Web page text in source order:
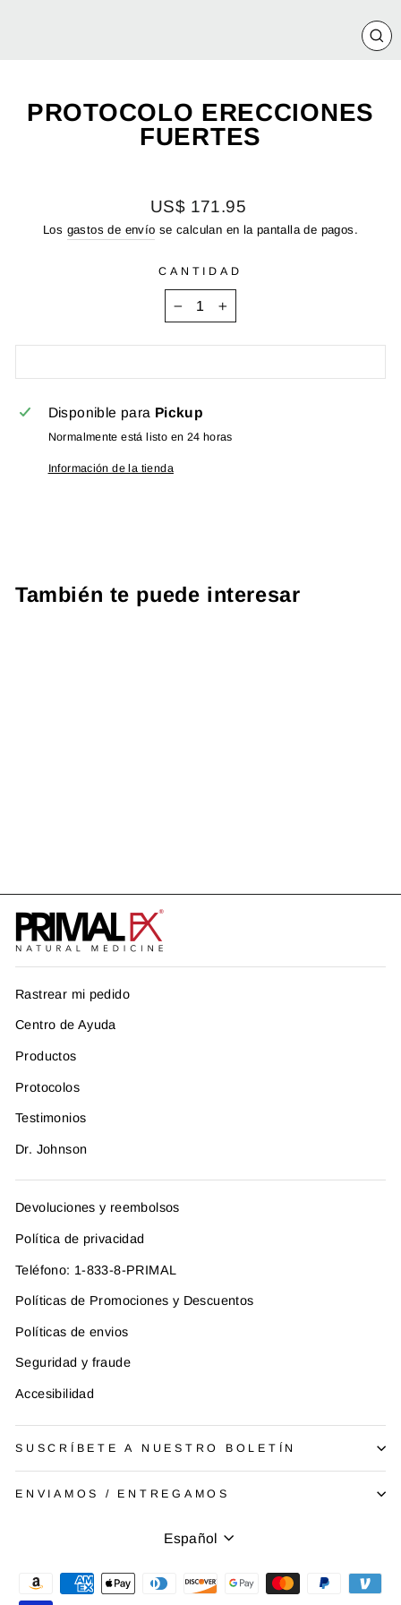
PROTOCOLO ERECCIONES
FUERTES
Precio
habitual
US$ 171.95
Los gastos de envío se calculan en la pantalla de pagos.
CANTIDAD
Disponible para Pickup
Normalmente está listo en 24 horas
Información de la tienda
También te puede interesar
Rastrear mi pedido
Centro de Ayuda
Productos
Protocolos
Testimonios
Dr. Johnson
Devoluciones y reembolsos
Política de privacidad
Teléfono: 1-833-8-PRIMAL
Políticas de Promociones y Descuentos
Políticas de envios
Seguridad y fraude
Accesibilidad
SUSCRÍBETE A NUESTRO BOLETÍN
ENVIAMOS / ENTREGAMOS
Idioma
Español